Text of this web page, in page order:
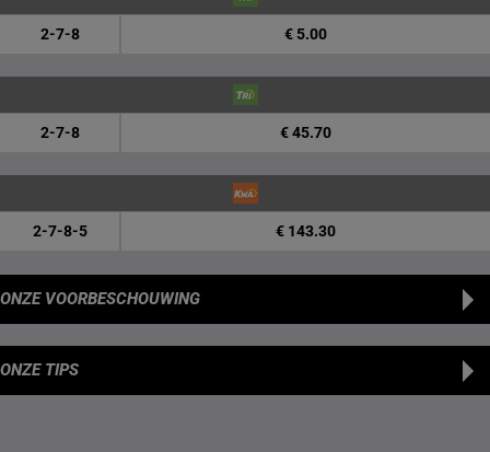
2-7-8 € 5.00
2-7-8 € 45.70
2-7-8-5 € 143.30
ONZE VOORBESCHOUWING
ONZE TIPS